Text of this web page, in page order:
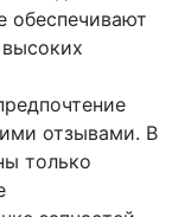
обеспечивают
отзывами. В
только